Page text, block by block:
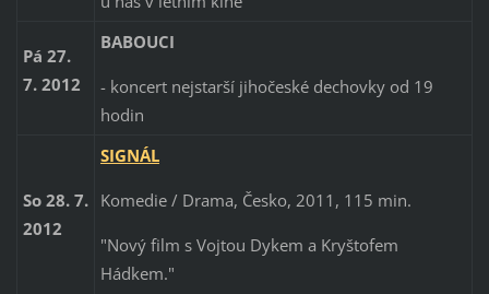
Pá 27.
7. 2012
BABOUCI
- koncert nejstarší jihočeské dechovky od 19
hodin
So 28. 7.
2012
SIGNÁL
Komedie / Drama, Česko, 2011, 115 min.
"Nový film s Vojtou Dykem a Kryštofem
Hádkem."